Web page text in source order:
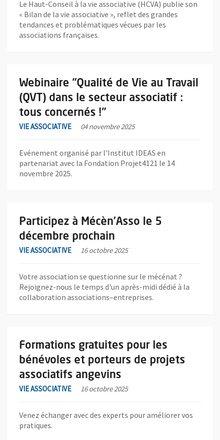
Le Haut-Conseil à la vie associative (HCVA) publie son
« Bilan de la vie associative », reflet des grandes
tendances et problématiques vécues par les
associations françaises.
Webinaire "Qualité de Vie au Travail
(QVT) dans le secteur associatif :
tous concernés !"
VIE ASSOCIATIVE 04 novembre 2025
Evénement organisé par l'Institut IDEAS en
partenariat avec la Fondation Projet4121 le 14
novembre 2025.
Participez à Mécèn'Asso le 5
décembre prochain
VIE ASSOCIATIVE 16 octobre 2025
Votre association se questionne sur le mécénat ?
Rejoignez-nous le temps d'un après-midi dédié à la
collaboration associations–entreprises.
Formations gratuites pour les
bénévoles et porteurs de projets
associatifs angevins
VIE ASSOCIATIVE 16 octobre 2025
Venez échanger avec des experts pour améliorer vos
pratiques.